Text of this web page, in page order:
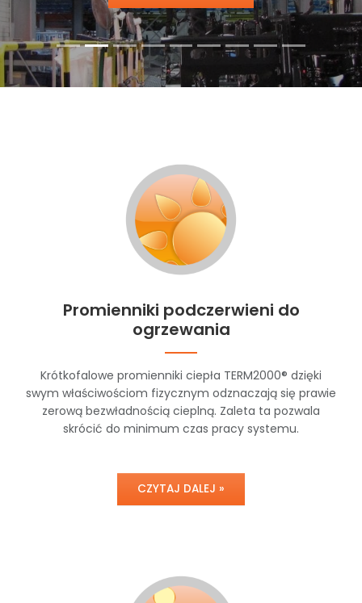
Promienniki podczerwieni do
ogrzewania
Krótkofalowe promienniki ciepła TERM2000® dzięki
swym właściwościom fizycznym odznaczają się prawie
zerową bezwładnością cieplną. Zaleta ta pozwala
skrócić do minimum czas pracy systemu.
CZYTAJ DALEJ »